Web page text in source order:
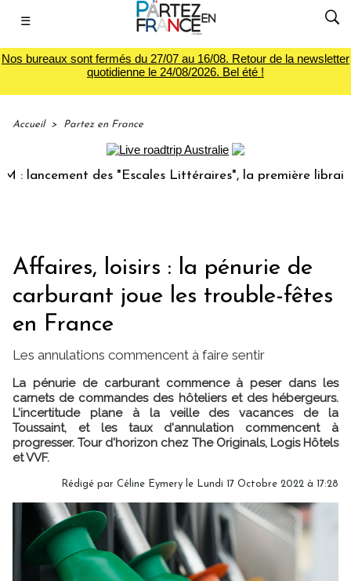
☰
Nos bureaux sont fermés du 27/07 au 16/08. Retour de la newsletter
quotidienne le 24/08/2026. Bel été !
Accueil > Partez en France
des "Escales Littéraires", la première librairie du
Affaires, loisirs : la pénurie de
carburant joue les trouble-fêtes
en France
Les annulations commencent à faire sentir
La pénurie de carburant commence à peser dans les
carnets de commandes des hôteliers et des hébergeurs.
L'incertitude plane à la veille des vacances de la
Toussaint, et les taux d'annulation commencent à
progresser. Tour d'horizon chez The Originals, Logis Hôtels
et VVF.
Rédigé par Céline Eymery le Lundi 17 Octobre 2022 à 17:28